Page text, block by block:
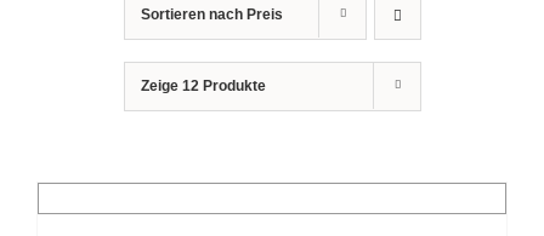
Sortieren nach Preis
Zeige 12 Produkte